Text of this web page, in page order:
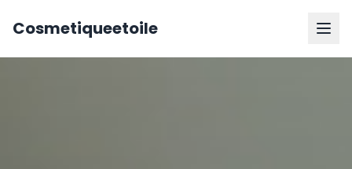
Cosmetiqueetoile